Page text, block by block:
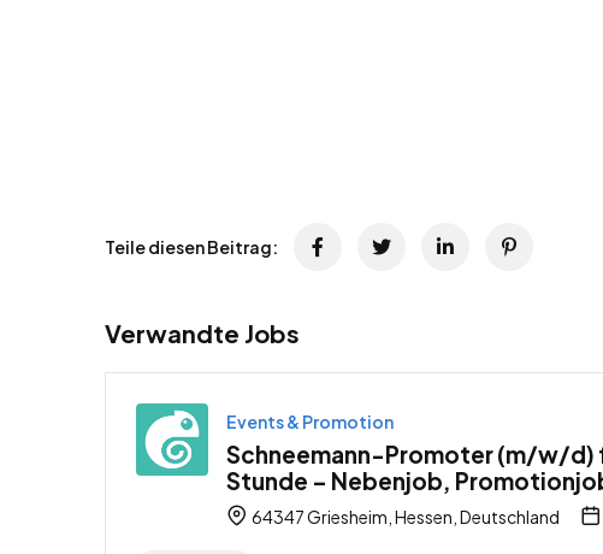
Teile diesen Beitrag:
Verwandte Jobs
Events & Promotion
Schneemann-Promoter (m/w/d)
Stunde – Nebenjob,
64347 Griesheim, Hessen, Deutschland